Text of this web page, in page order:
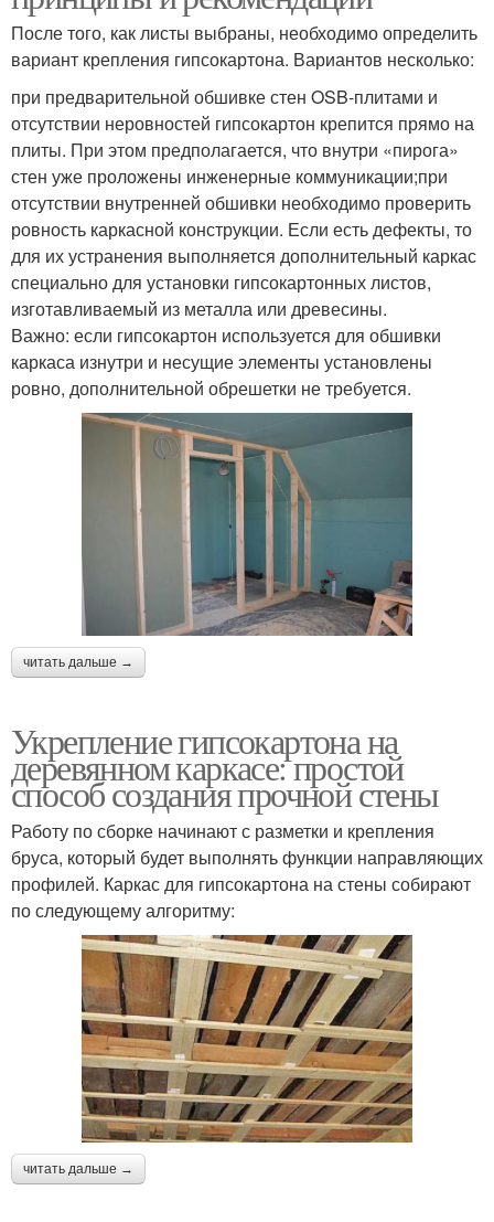
После того, как листы выбраны, необходимо определить
вариант крепления гипсокартона. Вариантов несколько:
при предварительной обшивке стен OSB-плитами и
отсутствии неровностей гипсокартон крепится прямо на
плиты. При этом предполагается, что внутри «пирога»
стен уже проложены инженерные коммуникации;при
отсутствии внутренней обшивки необходимо проверить
ровность каркасной конструкции. Если есть дефекты, то
для их устранения выполняется дополнительный каркас
специально для установки гипсокартонных листов,
изготавливаемый из металла или древесины.
Важно: если гипсокартон используется для обшивки
каркаса изнутри и несущие элементы установлены
ровно, дополнительной обрешетки не требуется.
читать дальше →
Укрепление гипсокартона на
деревянном каркасе: простой
способ создания прочной стены
Работу по сборке начинают с разметки и крепления
бруса, который будет выполнять функции направляющих
профилей. Каркас для гипсокартона на стены собирают
по следующему алгоритму:
читать дальше →